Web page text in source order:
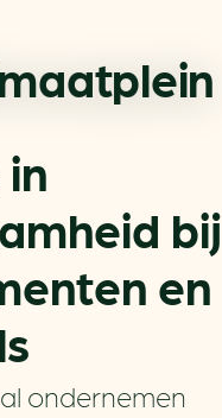
bij
en
ondernemen